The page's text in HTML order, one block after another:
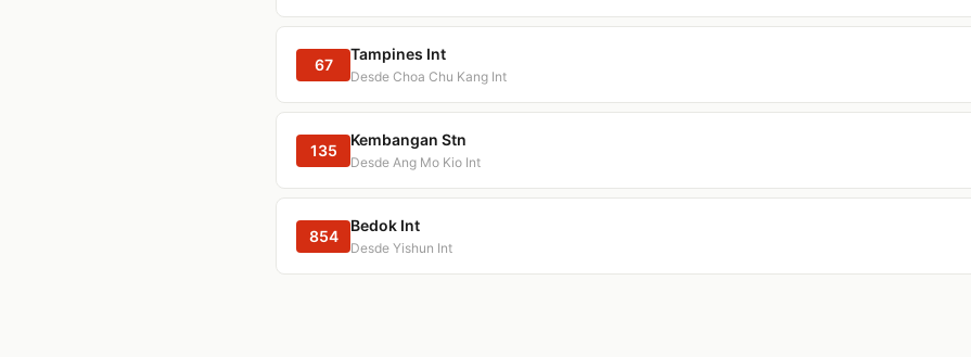
67
Tampines Int
Desde Choa Chu Kang Int
135
Kembangan Stn
Desde Ang Mo Kio Int
854
Bedok Int
Desde Yishun Int